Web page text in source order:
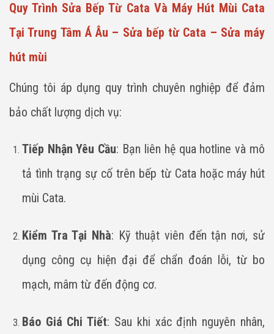
Quy Trình Sửa Bếp Từ Cata Và Máy Hút Mùi Cata
Tại Trung Tâm Á Âu – Sửa bếp từ Cata – Sửa máy
hút mùi
Chúng tôi áp dụng quy trình chuyên nghiệp để đảm
bảo chất lượng dịch vụ:
Tiếp Nhận Yêu Cầu: Bạn liên hệ qua hotline và mô
tả tình trạng sự cố trên bếp từ Cata hoặc máy hút
mùi Cata.
Kiểm Tra Tại Nhà: Kỹ thuật viên đến tận nơi, sử
dụng công cụ hiện đại để chẩn đoán lỗi, từ bo
mạch, mâm từ đến động cơ.
Báo Giá Chi Tiết: Sau khi xác định nguyên nhân,